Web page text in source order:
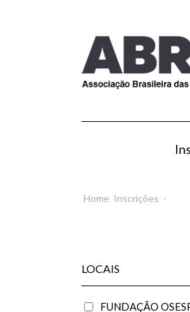
Home Inscrições -
LOCAIS
FUNDAÇÃO